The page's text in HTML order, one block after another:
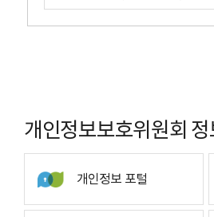
개인정보보호위원회
개인정보 포털